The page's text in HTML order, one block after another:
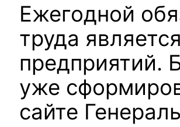
Ежегодной
труда
предприятий.
уже
сайте